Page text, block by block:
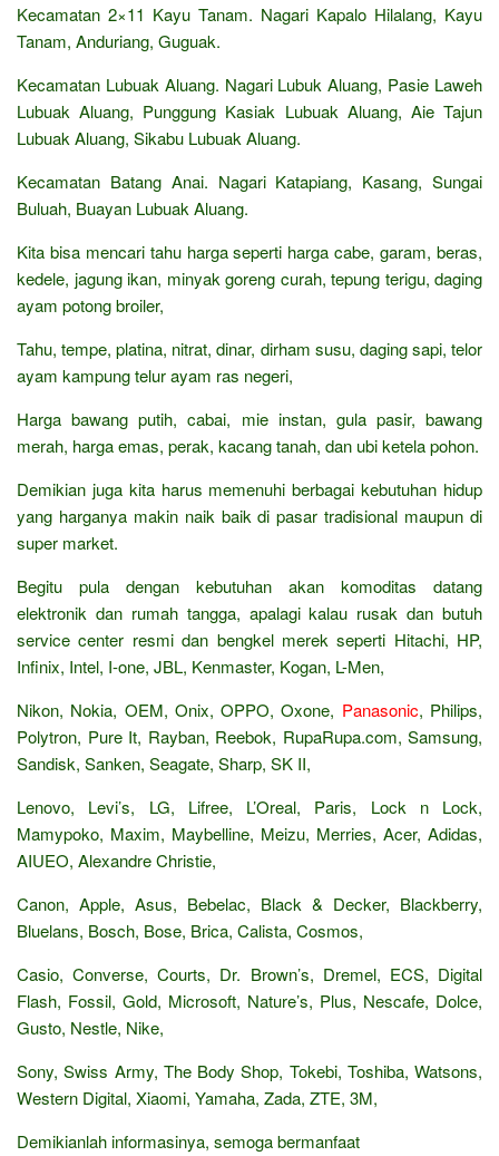
Kecamatan 2×11 Kayu Tanam. Nagari Kapalo Hilalang, Kayu
Tanam, Anduriang, Guguak.
Kecamatan Lubuak Aluang. Nagari Lubuk Aluang, Pasie Laweh
Lubuak Aluang, Punggung Kasiak Lubuak Aluang, Aie Tajun
Lubuak Aluang, Sikabu Lubuak Aluang.
Kecamatan Batang Anai. Nagari Katapiang, Kasang, Sungai
Buluah, Buayan Lubuak Aluang.
Kita bisa mencari tahu harga seperti harga cabe, garam, beras,
kedele, jagung ikan, minyak goreng curah, tepung terigu, daging
ayam potong broiler,
Tahu, tempe, platina, nitrat, dinar, dirham susu, daging sapi, telor
ayam kampung telur ayam ras negeri,
Harga bawang putih, cabai, mie instan, gula pasir, bawang
merah, harga emas, perak, kacang tanah, dan ubi ketela pohon.
Demikian juga kita harus memenuhi berbagai kebutuhan hidup
yang harganya makin naik baik di pasar tradisional maupun di
super market.
Begitu pula dengan kebutuhan akan komoditas datang
elektronik dan rumah tangga, apalagi kalau rusak dan butuh
service center resmi dan bengkel merek seperti Hitachi, HP,
Infinix, Intel, I-one, JBL, Kenmaster, Kogan, L-Men,
Nikon, Nokia, OEM, Onix, OPPO, Oxone, Panasonic, Philips,
Polytron, Pure It, Rayban, Reebok, RupaRupa.com, Samsung,
Sandisk, Sanken, Seagate, Sharp, SK II,
Lenovo, Levi’s, LG, Lifree, L’Oreal, Paris, Lock n Lock,
Mamypoko, Maxim, Maybelline, Meizu, Merries, Acer, Adidas,
AIUEO, Alexandre Christie,
Canon, Apple, Asus, Bebelac, Black & Decker, Blackberry,
Bluelans, Bosch, Bose, Brica, Calista, Cosmos,
Casio, Converse, Courts, Dr. Brown’s, Dremel, ECS, Digital
Flash, Fossil, Gold, Microsoft, Nature’s, Plus, Nescafe, Dolce,
Gusto, Nestle, Nike,
Sony, Swiss Army, The Body Shop, Tokebi, Toshiba, Watsons,
Western Digital, Xiaomi, Yamaha, Zada, ZTE, 3M,
Demikianlah informasinya, semoga bermanfaat